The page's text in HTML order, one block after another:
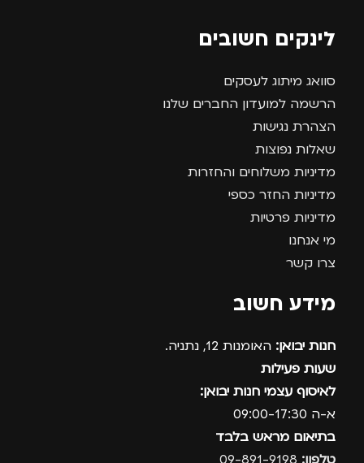
לינקים חשובים
סוואג מיתוג לעסקים
הרשמה למועדון החברים שלנו
הצהרת נגישות
שאלות נפוצות
מדיניות משלוחים והחזרות
מדיניות החזר כספי
מדיניות פרטיות
מי אנחנו
צרו קשר
מידע חשוב
חנות יבואן: האומנות 12, נתניה.
שעות פעילות
לאיסוף עצמי חנות יבואן:
א-ה 09:00-17:30
בתיאום מראש בלבד